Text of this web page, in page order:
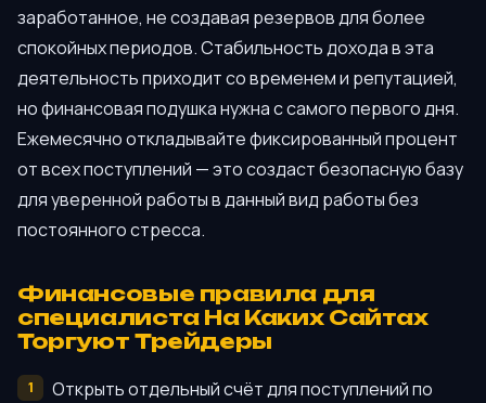
заработанное, не создавая резервов для более
спокойных периодов. Стабильность дохода в эта
деятельность приходит со временем и репутацией,
но финансовая подушка нужна с самого первого дня.
Ежемесячно откладывайте фиксированный процент
от всех поступлений — это создаст безопасную базу
для уверенной работы в данный вид работы без
постоянного стресса.
Финансовые правила для
специалиста На Каких Сайтах
Торгуют Трейдеры
Открыть отдельный счёт для поступлений по